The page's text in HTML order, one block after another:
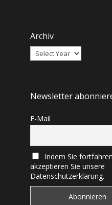
Archiv
Newsletter
E-Mail
Indem Sie
akzeptieren Sie unsere
Datenschutzerklärung.